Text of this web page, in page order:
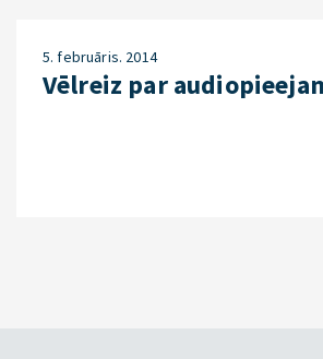
5. februāris. 2014
Vēlreiz par